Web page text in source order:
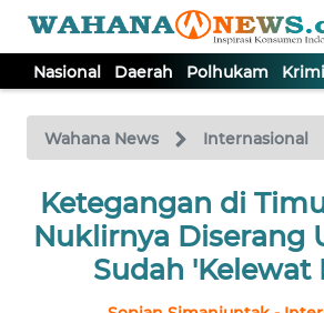
Nasional Daerah Polhukam
Wahana News Internasional
Ketegangan di
Nuklirnya Diserang
Sudah 'Kelewat
TV
Tutup
NASIONAL
DAERAH